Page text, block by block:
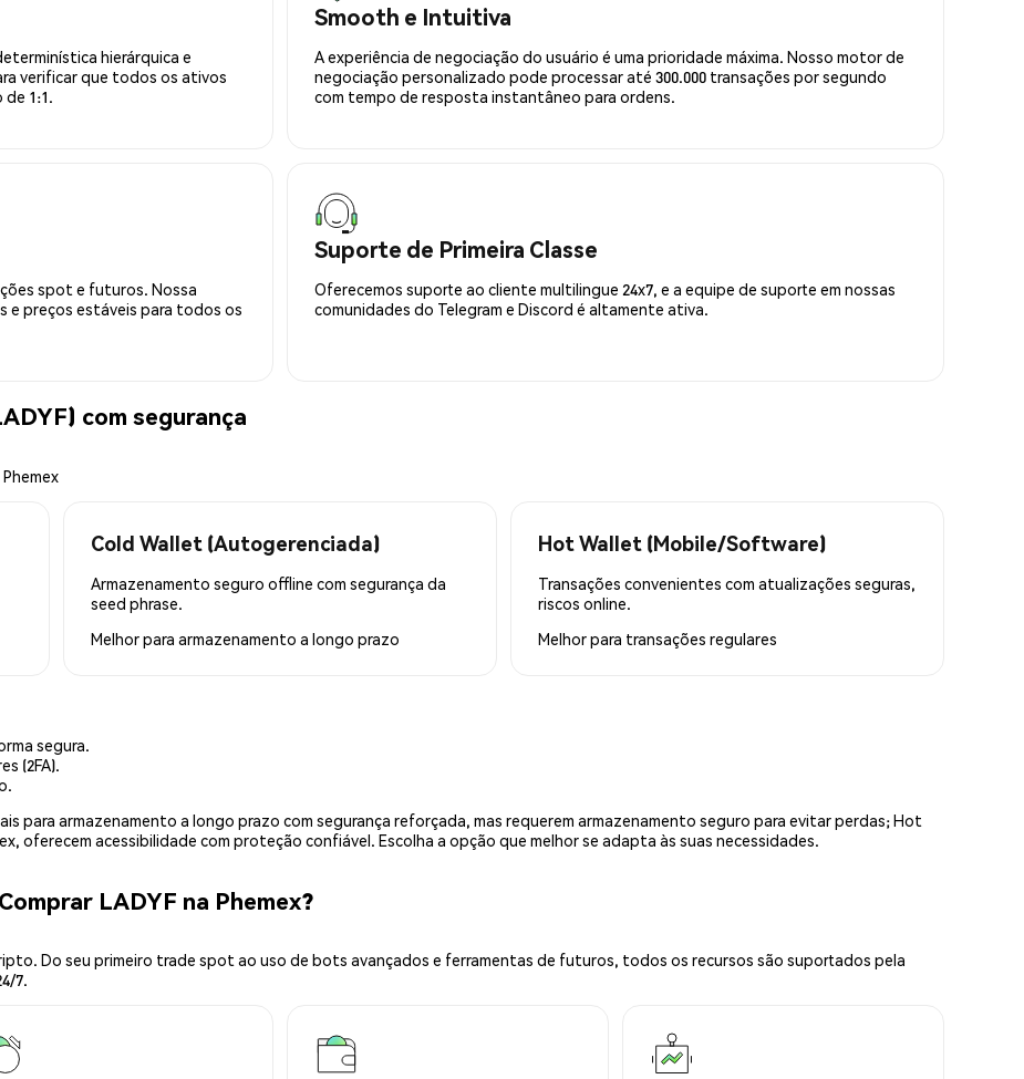
hierárquica e
verificar que todos os ativos
1:1.
Smooth e Intuitiva
A experiência de negociação do usuário é uma prioridade máxima. Nosso motor de
negociação personalizado pode processar até 300.000 transações por segundo
com tempo de resposta instantâneo para ordens.
spot e futuros. Nossa
e preços estáveis para todos os
Suporte de Primeira Classe
Oferecemos suporte ao cliente multilingue 24x7, e a equipe de suporte em nossas
comunidades do Telegram e Discord é altamente ativa.
com segurança
Cold Wallet (Autogerenciada)
Armazenamento seguro offline com segurança da
seed phrase.
Melhor para armazenamento a longo prazo
Hot Wallet (Mobile/Software)
Transações convenientes com atualizações seguras,
riscos online.
Melhor para transações regulares
segura.
(2FA).
para armazenamento a longo prazo com segurança reforçada, mas requerem armazenamento seguro para evitar perdas; Hot
oferecem acessibilidade com proteção confiável. Escolha a opção que melhor se adapta às suas necessidades.
LADYF na Phemex?
Do seu primeiro trade spot ao uso de bots avançados e ferramentas de futuros, todos os recursos são suportados pela
7.